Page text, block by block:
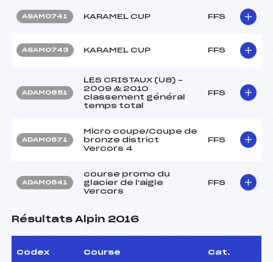
ASAM0741 KARAMEL CUP FFS
ASAM0743 KARAMEL CUP FFS
ADAM0651
LES CRISTAUX (U8) –
2009 & 2010
classement général
temps total
FFS
ADAM0571
Micro coupe/Coupe de
bronze district
Vercors 4
FFS
ADAM0541
course promo du
glacier de l'aigle
Vercors
FFS
Résultats Alpin 2016
Codex Course Cat.